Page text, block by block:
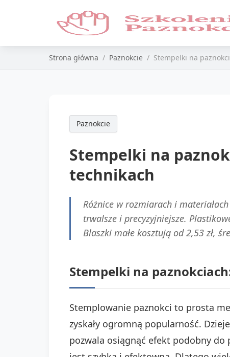
Strona główna Paznokcie Stempelki na
Paznokcie
Stempelki na
technikach
Różnice w rozmiarach i
trwalsze i precyzyjniejsze.
Blaszki małe kosztują od 2,53 zł,
Stempelki na
Stemplowanie paznokci to prosta
zyskały ogromną popularność.
pozwala osiągnąć efekt podobny